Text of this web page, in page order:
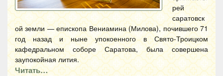
рей
саратовск
ой земли — епископа Вениамина (Милова), почившего 71
год назад и ныне упокоенного в Свято-Троицком
кафедральном соборе Саратова, была совершена
заупокойная лития.
Читать…